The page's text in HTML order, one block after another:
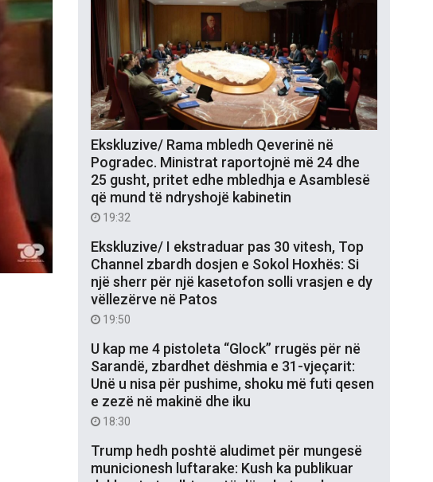
Ekskluzive/ Rama mbledh Qeverinë në
Pogradec. Ministrat raportojnë më 24 dhe
25 gusht, pritet edhe mbledhja e Asamblesë
që mund të ndryshojë kabinetin
19:32
Ekskluzive/ I ekstraduar pas 30 vitesh, Top
Channel zbardh dosjen e Sokol Hoxhës: Si
një sherr për një kasetofon solli vrasjen e dy
vëllezërve në Patos
19:50
U kap me 4 pistoleta “Glock” rrugës për në
Sarandë, zbardhet dëshmia e 31-vjeçarit:
Unë u nisa për pushime, shoku më futi qesen
e zezë në makinë dhe iku
18:30
Trump hedh poshtë aludimet për mungesë
municionesh luftarake: Kush ka publikuar